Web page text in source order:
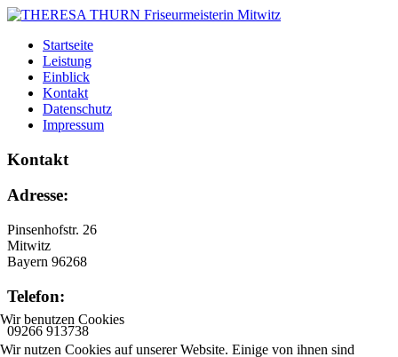
Startseite
Leistung
Einblick
Kontakt
Datenschutz
Impressum
Kontakt
Adresse:
Pinsenhofstr. 26
Mitwitz
Bayern 96268
Telefon:
09266 913738
Wir benutzen Cookies
Wir nutzen Cookies auf unserer Website. Einige von ihnen sind